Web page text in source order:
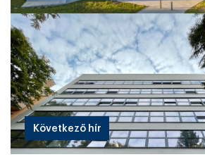
Következő hír